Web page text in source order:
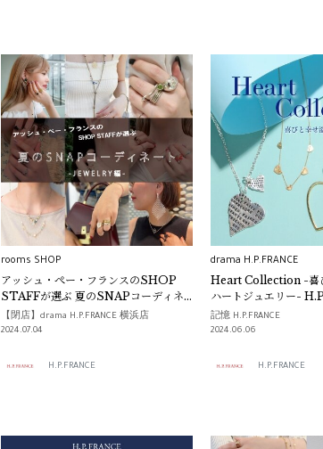
rooms SHOP
アッシュ・ぺー・フランスのSHOP
STAFFが選ぶ 夏のSNAPコーディネ
ート-JEWELRY編-
【閉店】drama H.P.FRANCE 横浜店
2024.07.04
H.P.FRANCE
drama H.P.FRANCE
Heart Collection -喜
ハート
記憶 H.P.FRANCE
2024.06.06
H.P.FRANCE